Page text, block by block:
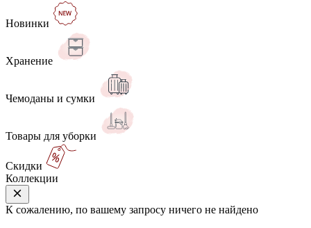
Новинки
Хранение
Чемоданы и сумки
Товары для уборки
Скидки
Коллекции
К сожалению, по вашему запросу ничего не найдено